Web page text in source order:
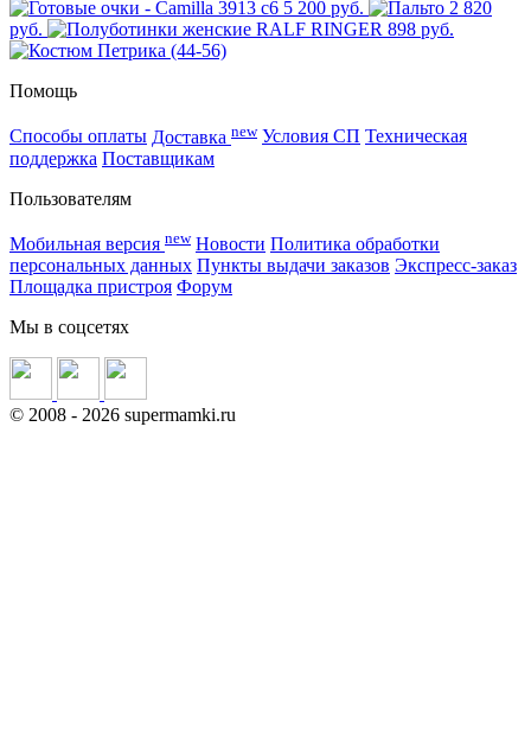
5 200 руб.
2 820
руб.
898 руб.
Помощь
Способы оплаты Доставка new Условия СП Техническая
поддержка Поставщикам
Пользователям
Мобильная версия new Новости Политика обработки
персональных данных Пункты выдачи заказов Экспресс-заказ
Площадка пристроя Форум
Мы в соцсетях
© 2008 - 2026 supermamki.ru